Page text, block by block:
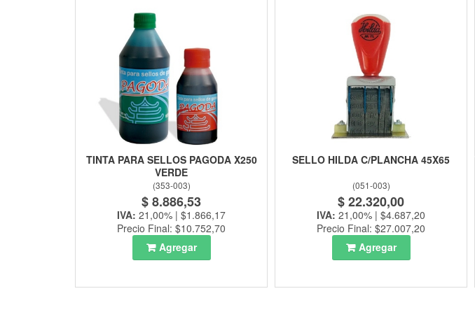
TINTA PARA SELLOS PAGODA X250
VERDE
(353-003)
$ 8.886,53
IVA: 21,00% | $1.866,17
Precio Final: $10.752,70
Agregar
SELLO HILDA C/PLANCHA 45X65
(051-003)
$ 22.320,00
IVA: 21,00% | $4.687,20
Precio Final: $27.007,20
Agregar